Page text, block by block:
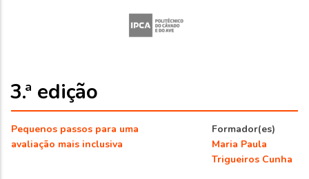
3.ª edição
Pequenos passos para uma
avaliação mais inclusiva
Formador(es)
Maria Paula
Trigueiros Cunha